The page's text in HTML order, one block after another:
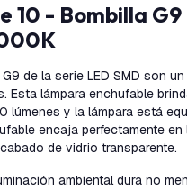
de la serie LED SMD son
Esta lámpara enchufable
lúmenes y la lámpara está
encaja perfectamente
de vidrio transparente.
ambiental dura no